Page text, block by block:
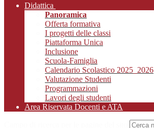
Didattica
Panoramica
Offerta formativa
I progetti delle classi
Piattaforma Unica
Inclusione
Scuola-Famiglia
Calendario Scolastico 2025_2026
Valutazione Studenti
Programmazioni
Lavori degli studenti
Area Riservata Docenti e ATA